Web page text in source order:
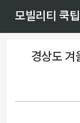
모빌리티 쿡
경상도 겨